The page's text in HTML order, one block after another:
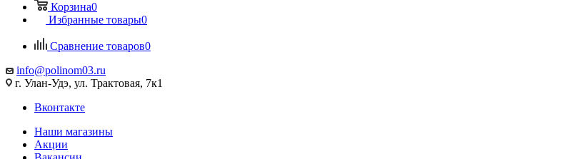
Корзина0
Избранные товары0
Сравнение товаров0
info@polinom03.ru
г. Улан-Удэ, ул. Трактовая, 7к1
Вконтакте
Наши магазины
Акции